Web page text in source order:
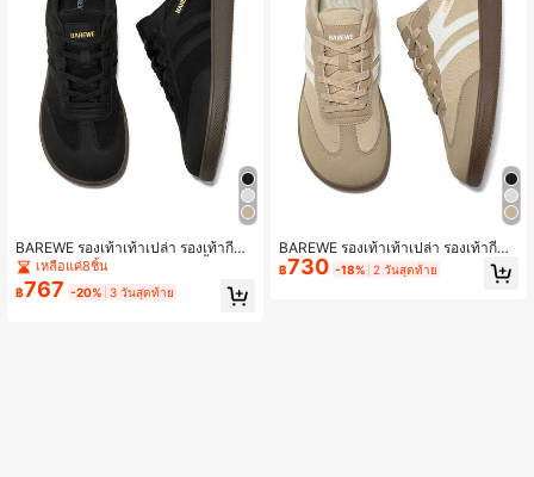
BAREWE รองเท้าเท้าเปล่า รองเท้ากีฬา
เยาวชน รองเท้าเดินสีดำ กล่องนิ้วเท้าก
ว้าง รองเท้าเด็กชายเด็กหญิง พื้นยาง รอ
งเท้าวิ่งกลางแจ้งทุกฤดู สีดำฤดูร้อน
เหลือแค่8ชิ้น
฿767 -20% 3 วันสุดท้าย
BAREWE รองเท้าเท้าเปล่า รองเท้ากีฬา
วัยรุ่น รองเท้าสีดำ รองเท้าเดินสีดำ รองเ
ท้ากล่องนิ้วเท้ากว้าง รองเท้าเด็กชายเด็
฿730 -18% 2 วันสุดท้าย